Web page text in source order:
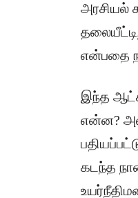
அரசியல்
என்பதை
இந்த
என்ன?
கடந்த